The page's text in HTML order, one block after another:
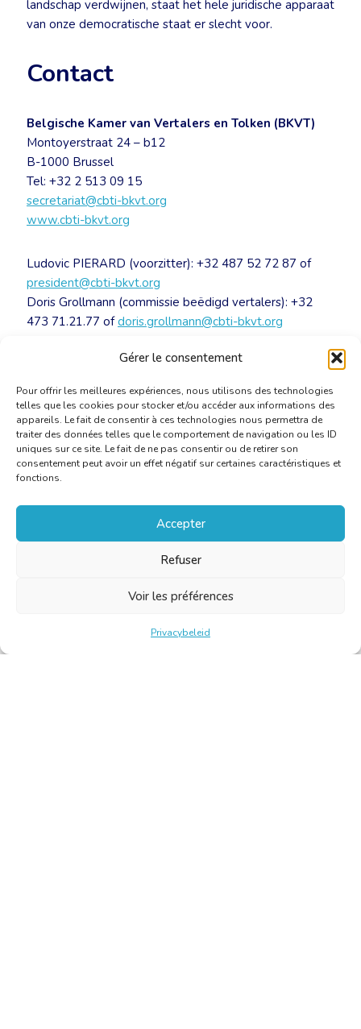
Gérer le consentement
Pour offrir les meilleures expériences, nous utilisons des technologies
telles que les cookies pour stocker et/ou accéder aux informations des
appareils. Le fait de consentir à ces technologies nous permettra de
traiter des données telles que le comportement de navigation ou les ID
uniques sur ce site. Le fait de ne pas consentir ou de retirer son
consentement peut avoir un effet négatif sur certaines caractéristiques et
fonctions.
Accepter
Refuser
Voir les préférences
Privacybeleid
landschap verdwijnen, staat het hele juridische apparaat
van onze democratische staat er slecht voor.
Contact
Belgische Kamer van Vertalers en Tolken (BKVT)
Montoyerstraat 24 – b12
B-1000 Brussel
Tel: +32 2 513 09 15
secretariat@cbti-bkvt.org
www.cbti-bkvt.org
Ludovic PIERARD (voorzitter): +32 487 52 72 87 of
president@cbti-bkvt.org
Doris Grollmann (commissie beëdigd vertalers): +32
473 71.21.77 ofdoris.grollmann@cbti-bkvt.org
Alarmdag: persmap[PDF]